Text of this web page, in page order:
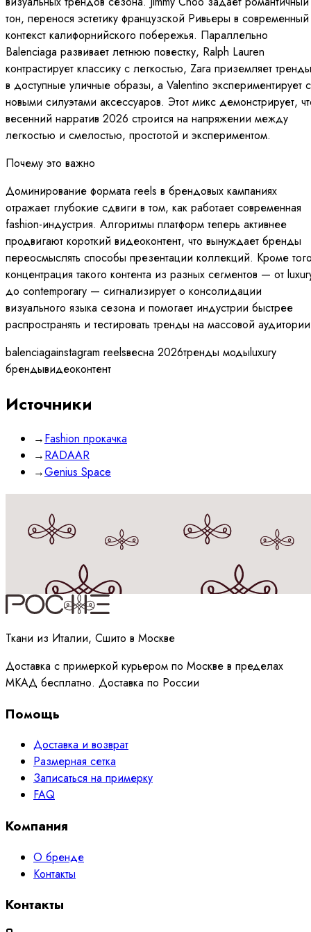
тон, перенося эстетику французской Ривьеры в современный
контекст калифорнийского побережья. Параллельно
Balenciaga развивает летнюю повестку, Ralph Lauren
контрастирует классику с легкостью, Zara приземляет тренды
в доступные уличные образы, а Valentino экспериментирует с
новыми силуэтами аксессуаров. Этот микс демонстрирует,
весенний нарратив 2026 строится на напряжении между
легкостью и смелостью, простотой и экспериментом.
Почему это важно
Доминирование формата reels в брендовых кампаниях
отражает глубокие сдвиги в том, как работает современная
fashion-индустрия. Алгоритмы платформ теперь активнее
продвигают короткий видеоконтент, что вынуждает бренды
переосмыслять способы презентации коллекций. Кроме
концентрация такого контента из разных сегментов — от
до contemporary — сигнализирует о консолидации
визуального языка сезона и помогает индустрии быстрее
распространять и тестировать тренды на массовой
balenciagainstagram reelsвесна 2026тренды модыluxury
брендывидеоконтент
Источники
→Fashion прокачка
→RADAAR
→Genius Space
Принимаюполитикуобработки данных
Ткани из Италии, Сшито в Москве
Доставка с примеркой курьером по Москве в пределах
МКАД бесплатно. Доставка по России
Помощь
Доставка и возврат
Размерная сетка
Записаться на примерку
FAQ
Компания
О бренде
Контакты
Контакты